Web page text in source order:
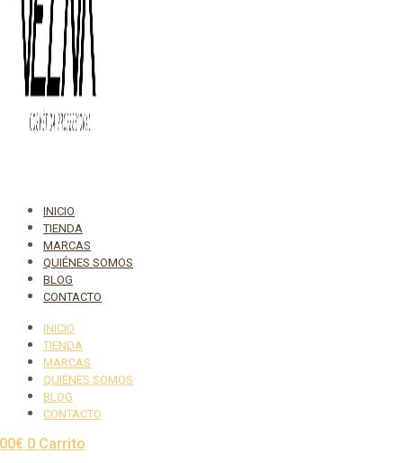
INICIO
TIENDA
MARCAS
QUIÉNES SOMOS
BLOG
CONTACTO
INICIO
TIENDA
MARCAS
QUIÉNES SOMOS
BLOG
CONTACTO
€ 0 Carrito